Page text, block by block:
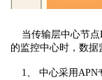
当传输层中心节点
的监控中心时，数据
1、 中心采用APN